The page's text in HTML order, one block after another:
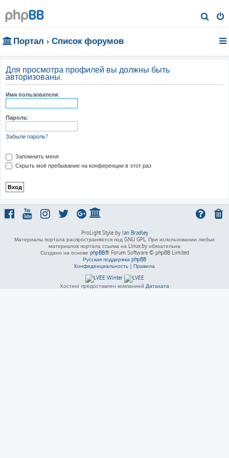
о
Портал Список форумов
Для просмотра профилей вы должны быть
авторизованы.
Имя пользователя:
Пароль:
Забыли пароль?
Запомнить меня
Скрыть моё пребывание на конференции в этот раз
ProLight Style by Ian Bradley
Материалы портала распространяются под GNU GPL. При использовании любых
материалов портала ссылка на Linux.by обязательна
Создано на основе phpBB® Forum Software © phpBB Limited
Русская поддержка phpBB
Конфиденциальность | Правила
Хостинг предоставлен компанией Датахата